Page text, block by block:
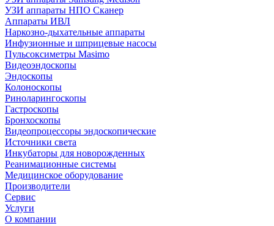
УЗИ аппараты НПО Сканер
Аппараты ИВЛ
Наркозно-дыхательные аппараты
Инфузионные и шприцевые насосы
Пульсоксиметры Masimo
Видеоэндоскопы
Эндоскопы
Колоноскопы
Риноларингоскопы
Гастроскопы
Бронхоскопы
Видеопроцессоры эндоскопические
Источники света
Инкубаторы для новорожденных
Реанимационные системы
Медицинское оборудование
Производители
Сервис
Услуги
О компании